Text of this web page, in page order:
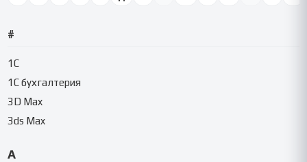
#
1C
1C бухгалтерия
3D Max
3ds Max
А